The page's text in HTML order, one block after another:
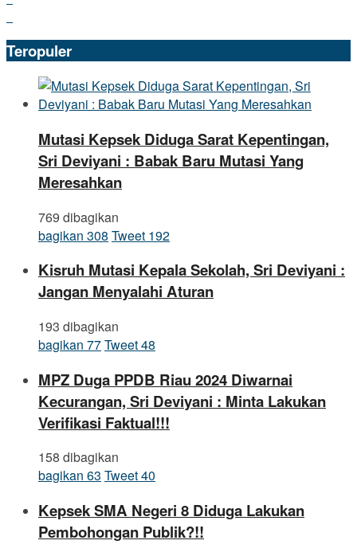
Teropuler
Mutasi Kepsek Diduga Sarat Kepentingan,
Sri Deviyani : Babak Baru Mutasi Yang
Meresahkan
769 dibagikan
bagikan 308 Tweet 192
Kisruh Mutasi Kepala Sekolah, Sri Deviyani :
Jangan Menyalahi Aturan
193 dibagikan
bagikan 77Tweet48
MPZ Duga PPDB Riau 2024 Diwarnai
Kecurangan, Sri Deviyani : Minta Lakukan
Verifikasi Faktual!!!
158 dibagikan
bagikan 63 Tweet40
Kepsek SMA Negeri 8 Diduga Lakukan
Pembohongan Publik?!!